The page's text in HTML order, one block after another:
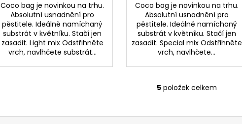
Coco bag je novinkou na trhu.
Absolutní usnadnění pro
pěstitele. Ideálně namíchaný
substrát v květníku. Stačí jen
zasadit. Light mix Odstřihněte
vrch, navlhčete substrát...
Coco bag je novinkou na trhu.
Absolutní usnadnění pro
pěstitele. Ideálně namíchaný
substrát v květníku. Stačí jen
zasadit. Special mix Odstřihněte
vrch, navlhčete...
O
l
5 položek celkem